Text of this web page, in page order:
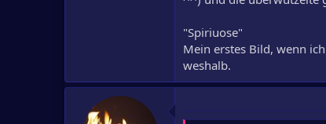
"Spiriuose"
Mein erstes Bild, wenn
weshalb.